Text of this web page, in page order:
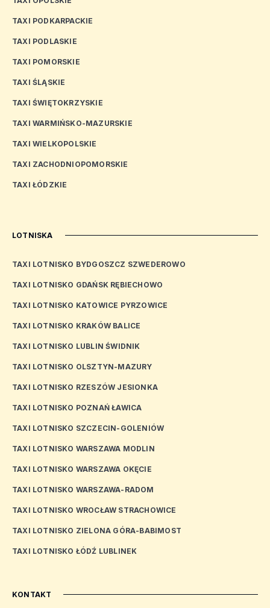
TAXI PODKARPACKIE
TAXI PODLASKIE
TAXI POMORSKIE
TAXI ŚLĄSKIE
TAXI ŚWIĘTOKRZYSKIE
TAXI WARMIŃSKO-MAZURSKIE
TAXI WIELKOPOLSKIE
TAXI ZACHODNIOPOMORSKIE
TAXI ŁÓDZKIE
LOTNISKA
TAXI LOTNISKO BYDGOSZCZ SZWEDEROWO
TAXI LOTNISKO GDAŃSK RĘBIECHOWO
TAXI LOTNISKO KATOWICE PYRZOWICE
TAXI LOTNISKO KRAKÓW BALICE
TAXI LOTNISKO LUBLIN ŚWIDNIK
TAXI LOTNISKO OLSZTYN-MAZURY
TAXI LOTNISKO RZESZÓW JESIONKA
TAXI LOTNISKO POZNAŃ ŁAWICA
TAXI LOTNISKO SZCZECIN-GOLENIÓW
TAXI LOTNISKO WARSZAWA MODLIN
TAXI LOTNISKO WARSZAWA OKĘCIE
TAXI LOTNISKO WARSZAWA-RADOM
TAXI LOTNISKO WROCŁAW STRACHOWICE
TAXI LOTNISKO ZIELONA GÓRA-BABIMOST
TAXI LOTNISKO ŁÓDŹ LUBLINEK
KONTAKT